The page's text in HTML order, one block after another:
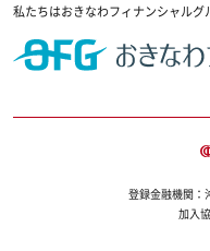
私たちはおきなわフィナンシャルグ
登録金融機関：
加入